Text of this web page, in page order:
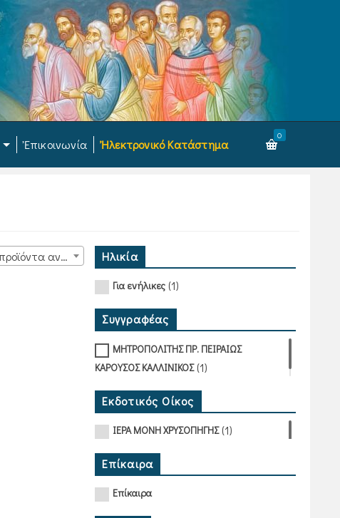
Ἐπικοινωνία Ἠλεκτρονικό Κατάστημα
0
15 προϊόντα ανά σελίδα Ηλικία
Για ενήλικες(1)
Συγγραφέας
ΜΗΤΡΟΠΟΛΙΤΗΣ ΠΡ. ΠΕΙΡΑΙΩΣ
ΚΑΡΟΥΣΟΣ ΚΑΛΛΙΝΙΚΟΣ(1)
Εκδοτικός Οίκος
ΙΕΡΑ ΜΟΝΗ ΧΡΥΣΟΠΗΓΗΣ(1)
Επίκαιρα
Επίκαιρα